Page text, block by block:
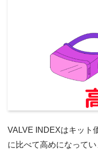
VALVE INDEXはキット
に比べて高めになってい